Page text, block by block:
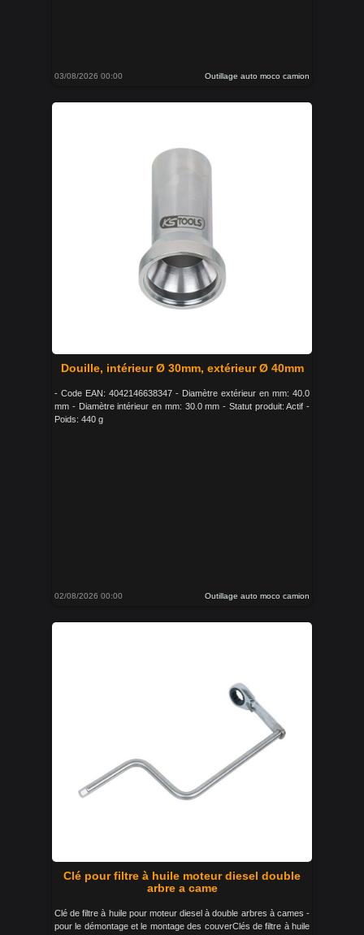
03/08/2026 00:00 Outillage auto moco camion
Douille, intérieur Ø 30mm, extérieur Ø 40mm
- Code EAN: 4042146638347 - Diamètre extérieur en mm: 40.0
mm - Diamètre intérieur en mm: 30.0 mm - Statut produit: Actif -
Poids: 440 g
02/08/2026 00:00 Outillage auto moco camion
Clé pour filtre à huile moteur diesel double
arbre a came
Clé de filtre à huile pour moteur diesel à double arbres à cames -
pour le démontage et le montage des couverClés de filtre à huile